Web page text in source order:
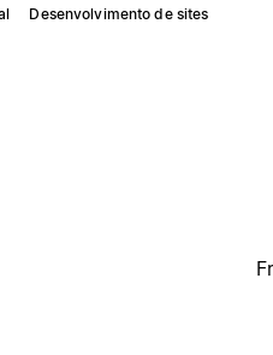
Desenvolvimento de sites